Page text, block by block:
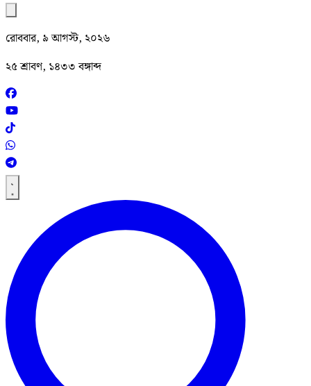
রোববার, ৯ আগস্ট, ২০২৬
২৫ শ্রাবণ, ১৪৩৩ বঙ্গাব্দ